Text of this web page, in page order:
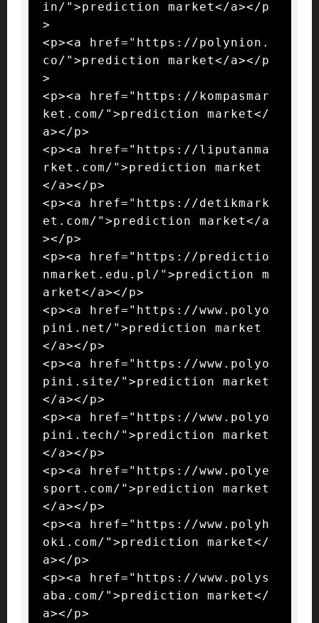
in/">prediction market</a></p
>
<p><a href="https://polynion.
co/">prediction market</a></p
>
<p><a href="https://kompasmar
ket.com/">prediction market</
a></p>
<p><a href="https://liputanma
rket.com/">prediction market
</a></p>
<p><a href="https://detikmark
et.com/">prediction market</a
></p>
<p><a href="https://predictio
nmarket.edu.pl/">prediction m
arket</a></p>
<p><a href="https://www.polyo
pini.net/">prediction market
</a></p>
<p><a href="https://www.polyo
pini.site/">prediction market
</a></p>
<p><a href="https://www.polyo
pini.tech/">prediction market
</a></p>
<p><a href="https://www.polye
sport.com/">prediction market
</a></p>
<p><a href="https://www.polyh
oki.com/">prediction market</
a></p>
<p><a href="https://www.polys
aba.com/">prediction market</
a></p>